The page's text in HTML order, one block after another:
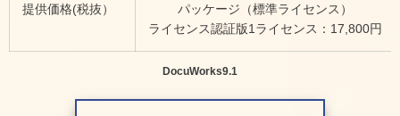
提供価格(税抜）
パッケージ（標準ライセンス）
ライセンス認証版1ライセンス：17,800円
DocuWorks9.1